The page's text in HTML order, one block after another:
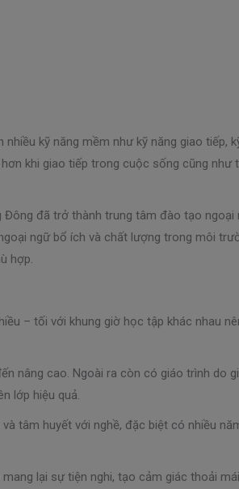
kỹ năng mềm như kỹ năng giao tiếp,
khi giao tiếp trong cuộc sống cũng như
Đông đã trở thành trung tâm đào tạo ngoại
ngữ bổ ích và chất lượng trong môi
hợp.
– tối với khung giờ học tập khác nhau
nâng cao. Ngoài ra còn có giáo trình do
lớp hiệu quả.
tâm huyết với nghề, đặc biệt có nhiều
lại sự tiện nghi, tạo cảm giác thoải